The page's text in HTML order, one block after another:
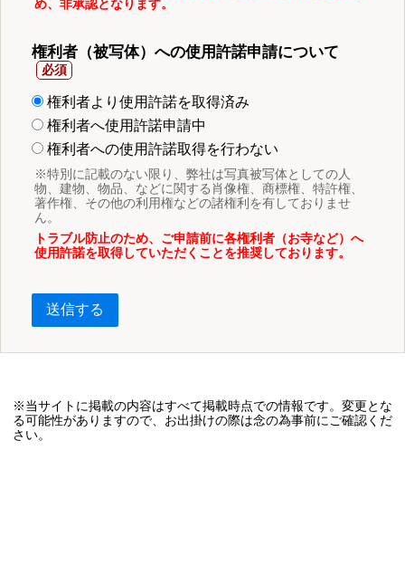
め、非承認となります。
権利者（被写体）への使用許諾申請について
権利者より使用許諾を取得済み
権利者へ使用許諾申請中
権利者への使用許諾取得を行わない
※特別に記載のない限り、弊社は写真被写体としての人
物、建物、物品、などに関する肖像権、商標権、特許権、
著作権、その他の利用権などの諸権利を有しておりませ
ん。
トラブル防止のため、ご申請前に各権利者（お寺など）へ
使用許諾を取得していただくことを推奨しております。
送信する
※当サイトに掲載の内容はすべて掲載時点での情報です。変更とな
る可能性がありますので、お出掛けの際は念の為事前にご確認くだ
さい。